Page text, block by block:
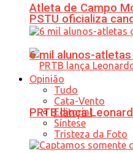
PSTU oficializa
PRTB lança
Atleta de Campo
6 mil alunos-
Opinião
Tudo
Cata-Vento
Editorial
Síntese
Tristeza da Foto